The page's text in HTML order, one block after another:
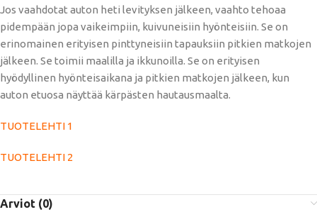
Jos vaahdotat auton heti levityksen jälkeen, vaahto tehoaa
pidempään jopa vaikeimpiin, kuivuneisiin hyönteisiin. Se on
erinomainen erityisen pinttyneisiin tapauksiin pitkien matkojen
jälkeen. Se toimii maalilla ja ikkunoilla. Se on erityisen
hyödyllinen hyönteisaikana ja pitkien matkojen jälkeen, kun
auton etuosa näyttää kärpästen hautausmaalta.
TUOTELEHTI 1
TUOTELEHTI 2
Arviot (0)